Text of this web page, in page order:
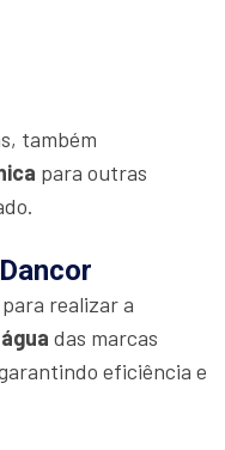
também
para outras
realizar a
das marcas
eficiência e